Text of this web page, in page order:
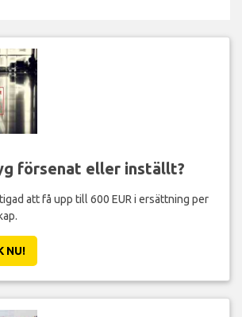
försenat eller inställt?
att få upp till 600 EUR i ersättning per
NU!